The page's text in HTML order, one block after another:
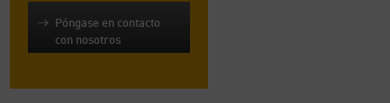
Póngase en contacto
con nosotros